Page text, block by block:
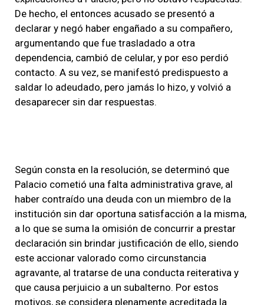
De hecho, el entonces acusado se presentó a
declarar y negó haber engañado a su compañero,
argumentando que fue trasladado a otra
dependencia, cambió de celular, y por eso perdió
contacto. A su vez, se manifestó predispuesto a
saldar lo adeudado, pero jamás lo hizo, y volvió a
desaparecer sin dar respuestas.
Según consta en la resolución, se determinó que
Palacio cometió una falta administrativa grave, al
haber contraído una deuda con un miembro de la
institución sin dar oportuna satisfacción a la misma,
a lo que se suma la omisión de concurrir a prestar
declaración sin brindar justificación de ello, siendo
este accionar valorado como circunstancia
agravante, al tratarse de una conducta reiterativa y
que causa perjuicio a un subalterno. Por estos
motivos, se considera plenamente acreditada la